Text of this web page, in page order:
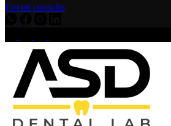
Enviar consulta